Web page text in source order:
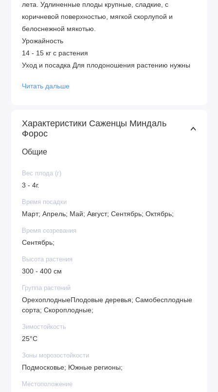
лета. Удлиненные плоды крупные, сладкие, с
коричневой поверхностью, мягкой скорлупой и
белоснежной мякотью.
Урожайность
14 - 15 кг с растения
Уход и посадка Для плодоношения растению нужны
глинистая или супесчаная, по показателям
саженца в грунт. Преимущества сорта
зимостойкость сорта до -20 градусов
устойчивый иммунитет к типичным заболеваниям
универсального назначения
Читать дальше
Характеристики Саженцы Миндаль
Форос
Общие
Вес плода (г)
3 - 4г.
Время посадки
Март; Апрель; Май; Август; Сентябрь; Октябрь;
Время созревания
Сентябрь;
Высота растения
300 - 400 см
Группа растений
ОрехоплодныеПлодовые деревья; Самобесплодные
сорта; Скороплодные;
Зимостойкость
25°C
Зоны морозостойкости
Подмосковье; Южные регионы;
Местоположение